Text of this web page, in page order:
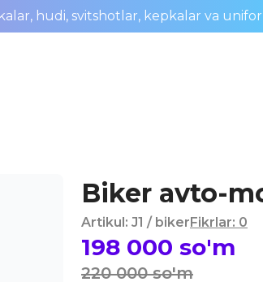
hudi, svitshotlar, kepkalar va
Biker avto-
Artikul: J1 / bikerFikrlar: 0
198 000 so'm
220 000 so'm